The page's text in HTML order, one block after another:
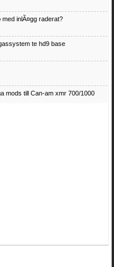
inlÃ¤gg raderat?
te hd9 base
mods till Can-am xmr 700/1000
Jag betalar bra och du kan nÃ¥ mig
ifall du har en som du vill sÃ¤lja
en Honda TRX 350 FE 2005
Jag betalar bra och du kan nÃÂ¥